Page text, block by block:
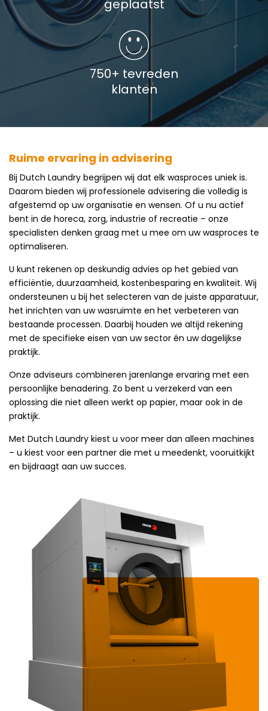
geplaatst
750+ tevreden
klanten
Ruime ervaring in advisering
Bij Dutch Laundry begrijpen wij dat elk wasproces uniek is.
Daarom bieden wij professionele advisering die volledig is
afgestemd op uw organisatie en wensen. Of u nu actief
bent in de horeca, zorg, industrie of recreatie – onze
specialisten denken graag met u mee om uw wasproces te
optimaliseren.
U kunt rekenen op deskundig advies op het gebied van
efficiëntie, duurzaamheid, kostenbesparing en kwaliteit. Wij
ondersteunen u bij het selecteren van de juiste apparatuur,
het inrichten van uw wasruimte en het verbeteren van
bestaande processen. Daarbij houden we altijd rekening
met de specifieke eisen van uw sector én uw dagelijkse
praktijk.
Onze adviseurs combineren jarenlange ervaring met een
persoonlijke benadering. Zo bent u verzekerd van een
oplossing die niet alleen werkt op papier, maar ook in de
praktijk.
Met Dutch Laundry kiest u voor meer dan alleen machines
– u kiest voor een partner die met u meedenkt, vooruitkijkt
en bijdraagt aan uw succes.